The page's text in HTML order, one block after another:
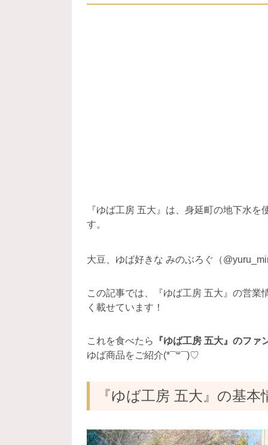
自宅用にも！贈り物にも！！
『ゆば工房 五大』は、身延町の地下水
す。
大豆、ゆば好きな みのぶろぐ（
この記事では、『ゆば工房 五大』の営
く載せています！
これを食べたら
『ゆば工房 五大』のフ
ゆば商品をご紹介(*¯꒳¯)♡
『ゆば工房 五大』の基本